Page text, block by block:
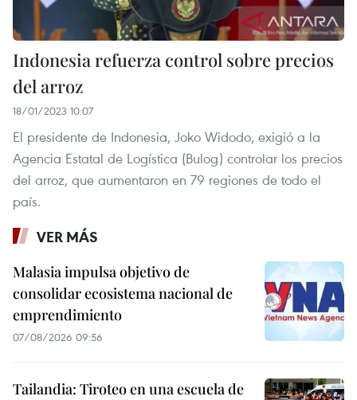
Indonesia refuerza control sobre precios
del arroz
18/01/2023 10:07
El presidente de Indonesia, Joko Widodo, exigió a la
Agencia Estatal de Logística (Bulog) controlar los precios
del arroz, que aumentaron en 79 regiones de todo el
país.
VER MÁS
Malasia impulsa objetivo de
consolidar ecosistema nacional de
emprendimiento
07/08/2026 09:56
Tailandia: Tiroteo en una escuela de